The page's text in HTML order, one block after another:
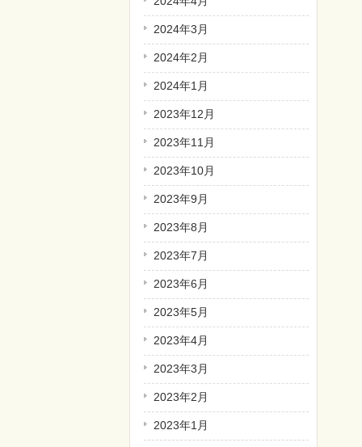
2024年3月
2024年2月
2024年1月
2023年12月
2023年11月
2023年10月
2023年9月
2023年8月
2023年7月
2023年6月
2023年5月
2023年4月
2023年3月
2023年2月
2023年1月